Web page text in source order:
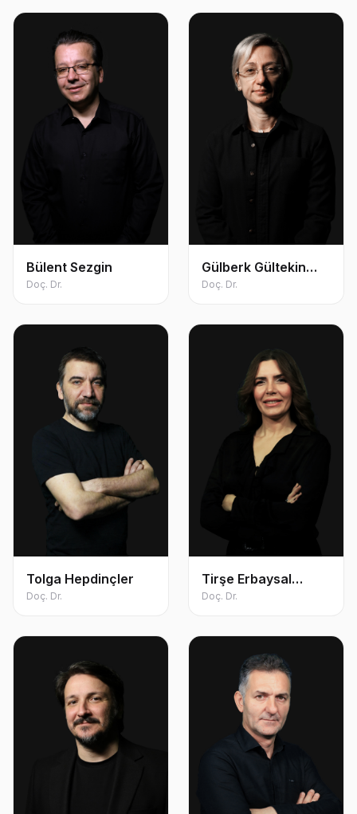
Bülent Sezgin
Doç. Dr.
Gülberk Gültekin
Salman
Doç. Dr.
Tolga Hepdinçler
Doç. Dr.
Tirşe Erbaysal
Filibeli
Doç. Dr.